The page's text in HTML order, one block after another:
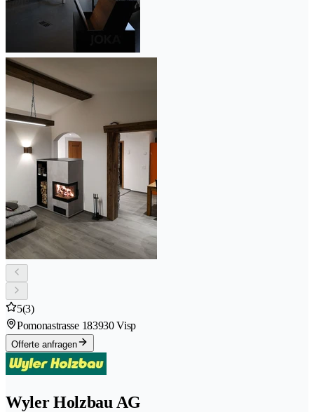
5(3)
Pomonastrasse 183930 Visp
Offerte anfragen
Wyler Holzbau AG